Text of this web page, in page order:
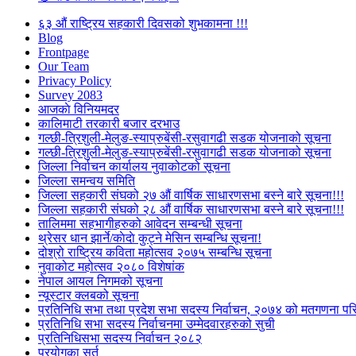
६३ औं राष्ट्रिय सहकारी दिवसको शुभकामना !!!
Blog
Frontpage
Our Team
Privacy Policy
Survey 2083
आजकाे विनियमदर
कालिमाटी तरकारी बजार दरभाउ
गल्छी-त्रिशुली-मेलुङ-स्याप्रुबेंसी-रसुवागढी सडक योजनाको सूचना
गल्छी-त्रिशुली-मेलुङ-स्याप्रुबेंसी-रसुवागढी सडक योजनाको सूचना
जिल्ला निर्वाचन कार्यालय नुवाकोटको सूचना
जिल्ला समन्वय समिति
जिल्ला सहकारी संघको २७ औं वार्षिक साधारणसभा बस्ने बारे सूचना!!!
जिल्ला सहकारी संघको २८ औं वार्षिक साधारणसभा बस्ने बारे सूचना!!!
तालिममा सहभागीहरुको आवेदन सम्बन्धी सूचना
थ्रेसर धान झार्ने/काेदाे कुट्ने मेसिन सम्बन्धि सूचना!
दोश्रो राष्ट्रिय कविता महोत्सव २०७५ सम्बन्धि सूचना
नुवाकोट महोत्सव २०८० विशेषांक
नेपाल आयल निगमको सूचना
न्यूस्टार क्लबको सूचना
प्रतिनिधि सभा तथा प्रदेश सभा सदस्य निर्वाचन, २०७४ को मतगणना
प्रतिनिधि सभा सदस्य निर्वाचनमा उम्मेदवारहरुको सुची
प्रतिनिधिसभा सदस्य निर्वाचन २०८२
प्रयोगका सर्त